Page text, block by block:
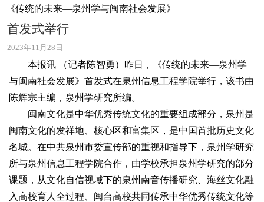
《传统的未来—泉州学与闽南社会发展》
首发式举行
2023年11月28日
本报讯 （记者陈智勇）昨日，《传统的未来—泉州学
与闽南社会发展》首发式在泉州信息工程学院举行，该书由
陈辉宗主编，泉州学研究所编。
闽南文化是中华优秀传统文化的重要组成部分，泉州是
闽南文化的发祥地、核心区和富集区，是中国首批历史文化
名城。在中共泉州市委宣传部的重视和指导下，泉州学研究
所与泉州信息工程学院合作，由学校承担泉州学研究的部分
课题，从文化自信视域下的泉州南音传播研究、海丝文化融
入高校育人全过程、闽台高校共同传承中华优秀传统文化等